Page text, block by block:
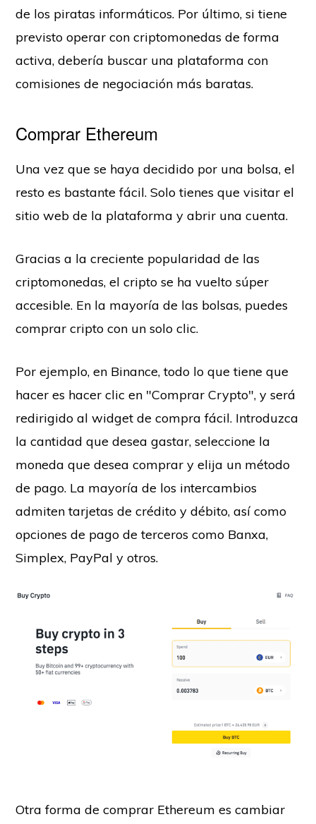
de los piratas informáticos. Por último, si tiene
previsto operar con criptomonedas de forma
activa, debería buscar una plataforma con
comisiones de negociación más baratas.
Comprar Ethereum
Una vez que se haya decidido por una bolsa, el
resto es bastante fácil. Solo tienes que visitar el
sitio web de la plataforma y abrir una cuenta.
Gracias a la creciente popularidad de las
criptomonedas, el cripto se ha vuelto súper
accesible. En la mayoría de las bolsas, puedes
comprar cripto con un solo clic.
Por ejemplo, en Binance, todo lo que tiene que
hacer es hacer clic en "Comprar Crypto", y será
redirigido al widget de compra fácil. Introduzca
la cantidad que desea gastar, seleccione la
moneda que desea comprar y elija un método
de pago. La mayoría de los intercambios
admiten tarjetas de crédito y débito, así como
opciones de pago de terceros como Banxa,
Simplex, PayPal y otros.
Otra forma de comprar Ethereum es cambiar